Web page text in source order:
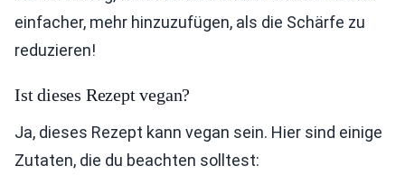
einfacher, mehr hinzuzufügen, als die Schärfe zu
reduzieren!
Ist dieses Rezept vegan?
Ja, dieses Rezept kann vegan sein. Hier sind einige
Zutaten, die du beachten solltest: